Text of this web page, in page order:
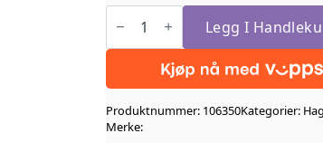
Trixie
Løpestreng
M/Stålwire
Opptil
antall
Legg I
Produktnummer: 106350Kategorier:
Merke: